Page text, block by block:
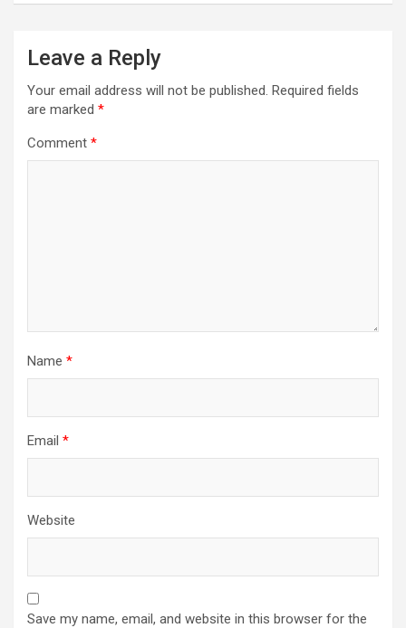
Leave a Reply
Your email address will not be published. Required fields
are marked *
Comment *
Name *
Email *
Website
Save my name, email, and website in this browser for the